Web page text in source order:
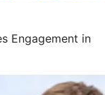
Engagement in